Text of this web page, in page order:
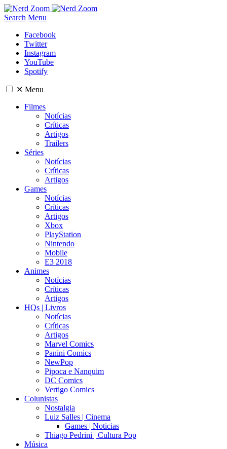
Search Menu
Facebook
Twitter
Instagram
YouTube
Spotify
✕ Menu
Filmes
Notícias
Críticas
Artigos
Trailers
Séries
Notícias
Críticas
Artigos
Games
Notícias
Críticas
Artigos
Xbox
PlayStation
Nintendo
Mobile
E3 2018
Animes
Notícias
Críticas
Artigos
HQs | Livros
Notícias
Críticas
Artigos
Marvel Comics
Panini Comics
NewPop
Pipoca e Nanquim
DC Comics
Vertigo Comics
Colunistas
Nostalgia
Luiz Salles | Cinema
Games | Noticias
Thiago Pedrini | Cultura Pop
Música